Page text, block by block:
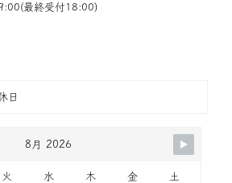
最終受付18:00)
日
8月 2026
火 水 木 金 土